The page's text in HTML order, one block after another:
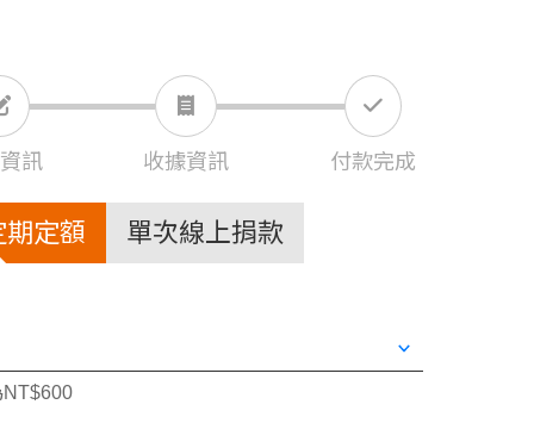
訊 收據資訊 付款完成
定額 單次線上捐款
NT$600